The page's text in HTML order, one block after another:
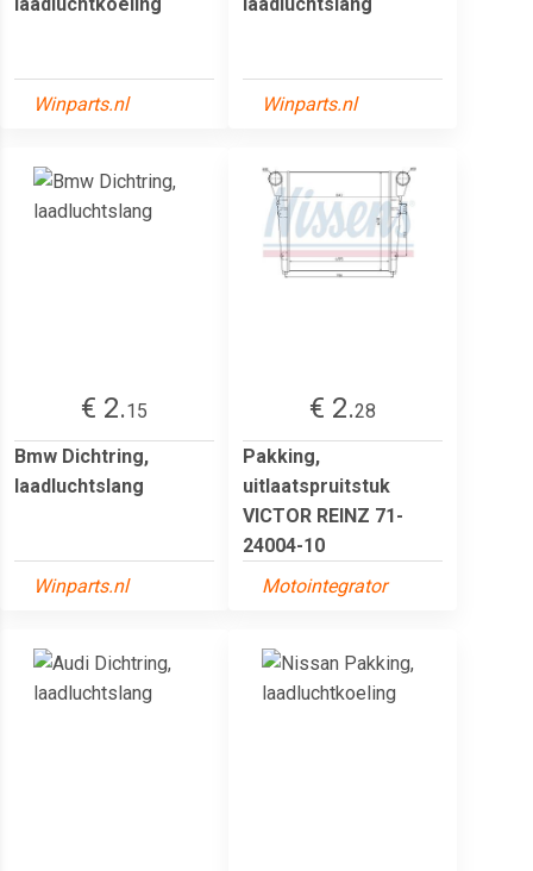
Winparts.nl Winparts.nl
€ 2.15
Bmw Dichtring,
laadluchtslang
Winparts.nl
€ 2.28
Pakking,
uitlaatspruitstuk
VICTOR REINZ 71-
24004-10
Motointegrator